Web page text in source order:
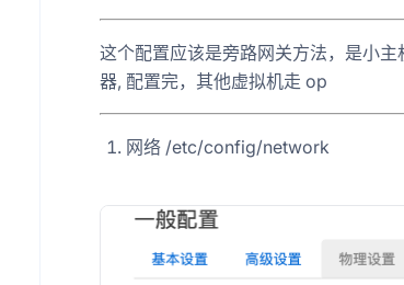
这个配置应该是旁路网关方法，是小
器, 配置完，其他虚拟机走 op
网络 /etc/config/network